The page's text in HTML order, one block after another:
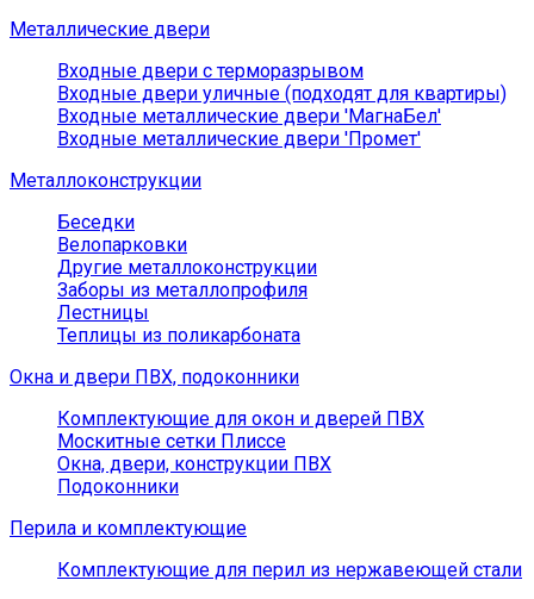
Металлические двери
Входные двери с терморазрывом
Входные двери уличные (подходят для квартиры)
Входные металлические двери 'МагнаБел'
Входные металлические двери 'Промет'
Металлоконструкции
Беседки
Велопарковки
Другие металлоконструкции
Заборы из металлопрофиля
Лестницы
Теплицы из поликарбоната
Окна и двери ПВХ, подоконники
Комплектующие для окон и дверей ПВХ
Москитные сетки Плиссе
Окна, двери, конструкции ПВХ
Подоконники
Перила и комплектующие
Комплектующие для перил из нержавеющей стали